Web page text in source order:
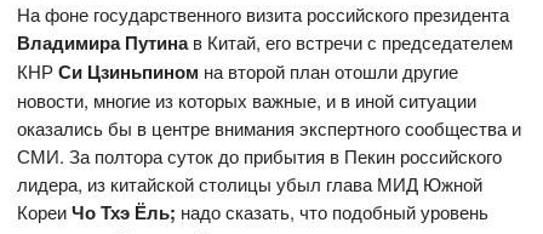
На фоне государственного визита российского президента
Владимира Путинав Китай, его встречи с председателем
КНРСи Цзиньпином на второй план отошли другие
новости, многие из которых важные, и в иной ситуации
оказались бы в центре внимания экспертного сообщества и
СМИ. За полтора суток до прибытия в Пекин российского
лидера, из китайской столицы убыл глава МИД Южной
КореиЧо Тхэ Ёль; надо сказать, что подобный уровень